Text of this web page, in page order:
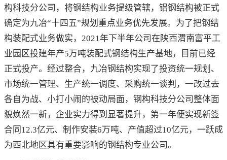
构科技分公司，将钢结构业务提级管辖，铝钢结构被正式
确定为九冶“十四五”规划重点业务优先发展。为了把钢结
构装配式业务做实，2021年下半年公司在陕西渭南富平工
业园区投建年产5万吨装配式钢结构生产基地，目前已经
正式投产。经过整合，九冶钢结构实现了投资统一规划、
市场统一管理、生产统一调度、采购统一谈判，一改过去
各自为战、小打小闹的被动局面，钢构科技分公司整体面
貌焕然一新，企业实力得到显著提升，第一年便实现新签
合同12.3亿元、制作安装6万吨、产值超过10亿元，一跃成
为西北地区具有重要影响的钢结构专业公司。